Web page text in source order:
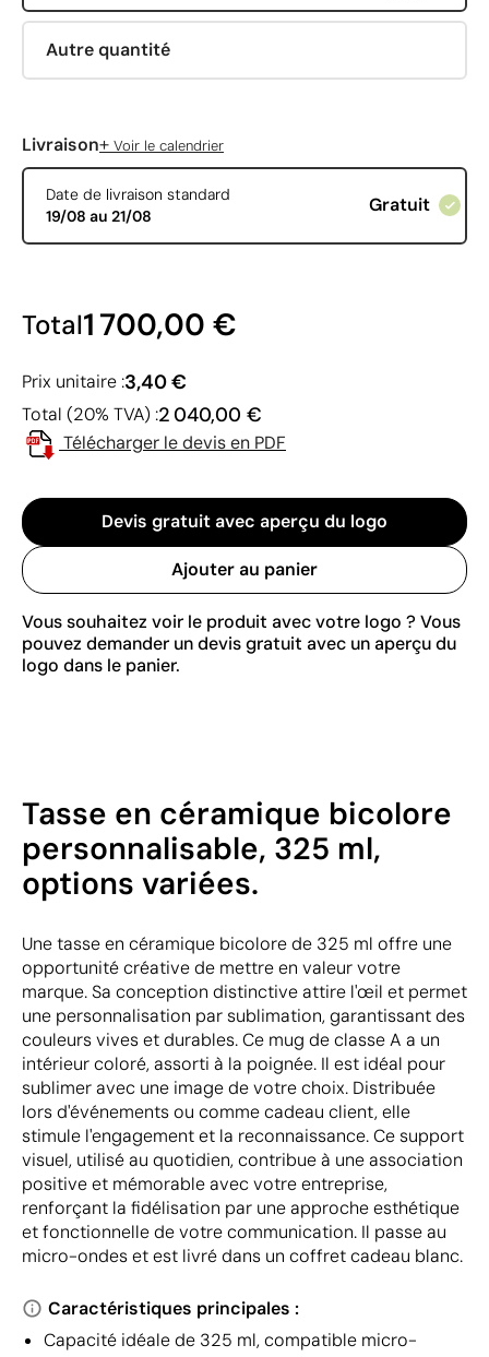
Autre quantité
Livraison+ Voir le calendrier
Date de livraison standard
19/08 au 21/08
Gratuit
Total1 700,00 €
Prix unitaire :3,40 €
Total (20% TVA) :2 040,00 €
Télécharger le devis en PDF
Devis gratuit avec aperçu du logo
Ajouter au panier
Vous souhaitez voir le produit avec votre logo ? Vous
pouvez demander un devis gratuit avec un aperçu du
logo dans le panier.
Tasse en céramique bicolore
personnalisable, 325 ml,
options variées.
Une tasse en céramique bicolore de 325 ml offre une
opportunité créative de mettre en valeur votre
marque. Sa conception distinctive attire l'œil et permet
une personnalisation par sublimation, garantissant des
couleurs vives et durables. Ce mug de classe A a un
intérieur coloré, assorti à la poignée. Il est idéal pour
sublimer avec une image de votre choix. Distribuée
lors d'événements ou comme cadeau client, elle
stimule l'engagement et la reconnaissance. Ce support
visuel, utilisé au quotidien, contribue à une association
positive et mémorable avec votre entreprise,
renforçant la fidélisation par une approche esthétique
et fonctionnelle de votre communication. Il passe au
micro-ondes et est livré dans un coffret cadeau blanc.
Caractéristiques principales :
Capacité idéale de 325 ml, compatible micro-